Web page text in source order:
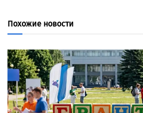
Похожие новости